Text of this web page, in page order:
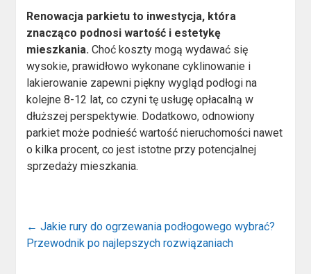
Renowacja parkietu to inwestycja, która
znacząco podnosi wartość i estetykę
mieszkania. Choć koszty mogą wydawać się
wysokie, prawidłowo wykonane cyklinowanie i
lakierowanie zapewni piękny wygląd podłogi na
kolejne 8-12 lat, co czyni tę usługę opłacalną w
dłuższej perspektywie. Dodatkowo, odnowiony
parkiet może podnieść wartość nieruchomości nawet
o kilka procent, co jest istotne przy potencjalnej
sprzedaży mieszkania.
← Jakie rury do ogrzewania podłogowego wybrać?
Przewodnik po najlepszych rozwiązaniach